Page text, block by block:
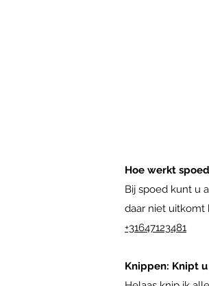
Hoe werkt
Bij spoed kunt u
daar niet uitkomt
+31647123481
Knippen: Knipt